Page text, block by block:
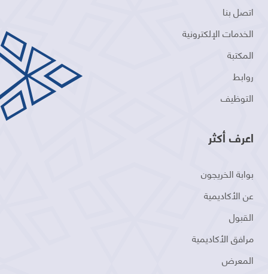
اتصل بنا
الخدمات الإلكترونية
المكتبة
روابط
التوظيف
اعرف أكثر
بوابة الخريجون
عن الأكاديمية
القبول
مرافق الأكاديمية
المعرض